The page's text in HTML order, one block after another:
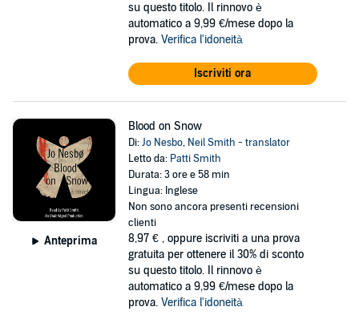
su questo titolo. Il rinnovo è
automatico a 9,99 €/mese dopo la
prova. Verifica l'idoneità
Iscriviti ora
Anteprima
Blood on Snow
Di:Jo Nesbo, Neil Smith - translator
Letto da: Patti Smith
Durata: 3 ore e 58 min
Lingua: Inglese
Non sono ancora presenti recensioni
clienti
8,97 € , oppure iscriviti a una prova
gratuita per ottenere il 30% di sconto
su questo titolo. Il rinnovo è
automatico a 9,99 €/mese dopo la
prova. Verifica l'idoneità